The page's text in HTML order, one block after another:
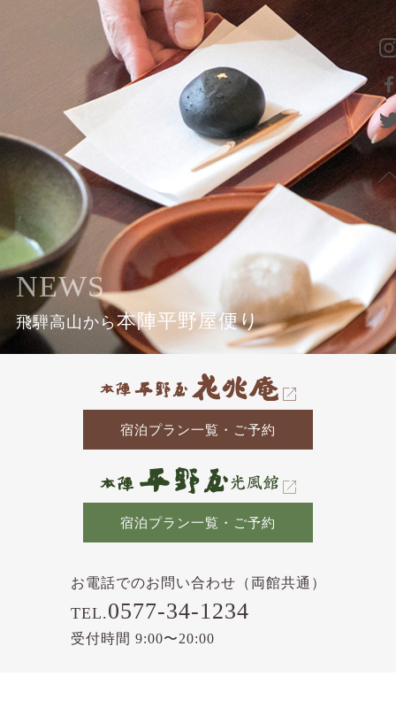
NEWS
飛騨高山から本陣平野屋便り
宿泊プラン一覧・ご予約
宿泊プラン一覧・ご予約
お電話でのお問い合わせ（両館共通）
TEL.0577-34-1234
受付時間 9:00〜20:00